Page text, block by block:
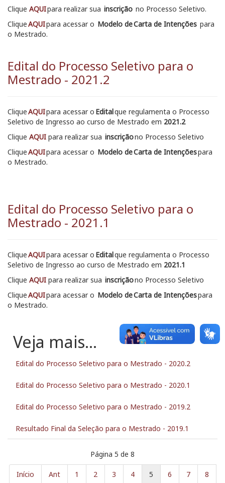
Clique AQUIpara realizar sua inscrição no Processo Seletivo.
CliqueAQUIpara acessar o Modelo de Carta de Intenções para
o Mestrado.
Edital do Processo Seletivo para o
Mestrado - 2021.2
CliqueAQUIpara acessar o Editalque regulamenta o Processo
Seletivo de Ingresso ao curso de Mestrado em 2021.2
Clique AQUI para realizar sua inscriçãono Processo Seletivo
CliqueAQUIpara acessar o Modelo de Carta de Intençõespara
o Mestrado.
Edital do Processo Seletivo para o
Mestrado - 2021.1
CliqueAQUIpara acessar o Editalque regulamenta o Processo
Seletivo de Ingresso ao curso de Mestrado em 2021.1
Clique AQUI para realizar sua inscriçãono Processo Seletivo
CliqueAQUIpara acessar o Modelo de Carta de Intençõespara
o Mestrado.
Edital do Processo Seletivo para o Mestrado - 2020.2
Edital do Processo Seletivo para o Mestrado - 2020.1
Edital do Processo Seletivo para o Mestrado - 2019.2
Resultado Final da Seleção para o Mestrado - 2019.1
Página 5 de 8
Início Ant 1 2 3 4 5 6 7 8